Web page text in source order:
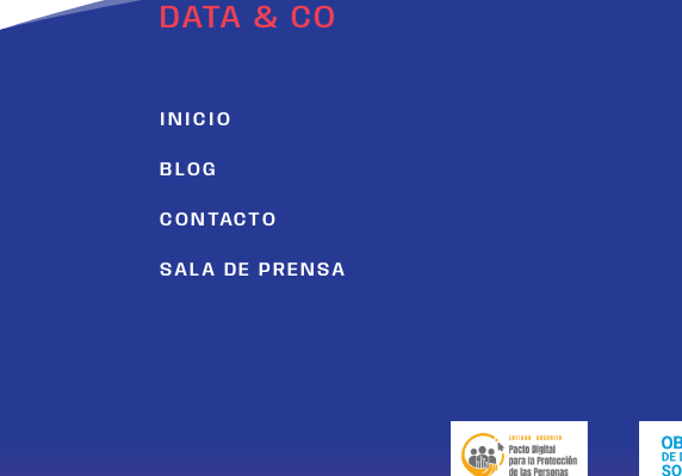
DATA & CO
INICIO
BLOG
CONTACTO
SALA DE PRENSA